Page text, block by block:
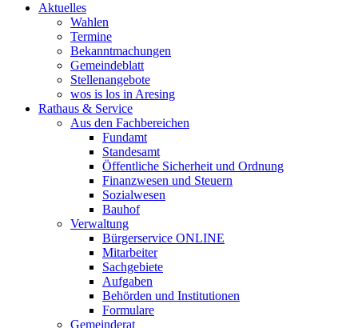
Aktuelles
Wahlen
Termine
Bekanntmachungen
Gemeindeblatt
Stellenangebote
wos is los in Aresing
Rathaus & Service
Aus den Fachbereichen
Fundamt
Standesamt
Öffentliche Sicherheit und Ordnung
Finanzwesen und Steuern
Sozialwesen
Bauhof
Verwaltung
Bürgerservice ONLINE
Mitarbeiter
Sachgebiete
Aufgaben
Behörden und Institutionen
Formulare
Gemeinderat